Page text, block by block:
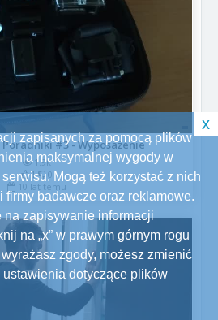
#3 - Wyposażenie
1.9k
1 0
10 lat temu
zapisanych za pomocą plików
maksymalnej wygody w
Mogą też korzystać z nich
firmy badawcze oraz reklamowe.
na zapisywanie informacji
na „x” w prawym górnym rogu
zgody, możesz zmienić
dotyczące plików
x